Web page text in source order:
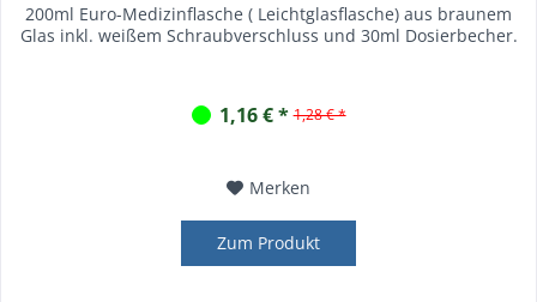
200ml Euro-Medizinflasche ( Leichtglasflasche) aus braunem
Glas inkl. weißem Schraubverschluss und 30ml Dosierbecher.
1,16 € * 1,28 € *
Merken
Zum Produkt